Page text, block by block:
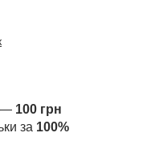
— 100 грн
за 100%